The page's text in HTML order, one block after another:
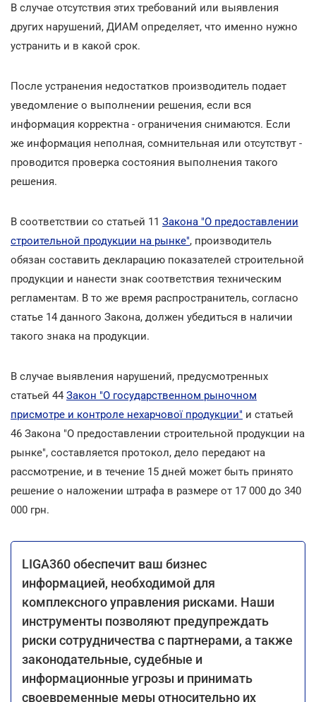
В случае отсутствия этих требований или выявления
других нарушений, ДИАМ определяет, что именно нужно
устранить и в какой срок.
После устранения недостатков производитель подает
уведомление о выполнении решения, если вся
информация корректна - ограничения снимаются. Если
же информация неполная, сомнительная или отсутствут -
проводится проверка состояния выполнения такого
решения.
В соответствии со статьей 11 Закона "О предоставлении
строительной продукции на рынке", производитель
обязан составить декларацию показателей строительной
продукции и нанести знак соответствия техническим
регламентам. В то же время распространитель, согласно
статье 14 данного Закона, должен убедиться в наличии
такого знака на продукции.
В случае выявления нарушений, предусмотренных
статьей 44 Закон "О государственном рыночном
присмотре и контроле нехарчової продукции" и статьей
46 Закона "О предоставлении строительной продукции на
рынке", составляется протокол, дело передают на
рассмотрение, и в течение 15 дней может быть принято
решение о наложении штрафа в размере от 17 000 до 340
000 грн.
LIGA360 обеспечит ваш бизнес
информацией, необходимой для
комплексного управления рисками. Наши
инструменты позволяют предупреждать
риски сотрудничества с партнерами, а также
законодательные, судебные и
информационные угрозы и принимать
своевременные меры относительно их